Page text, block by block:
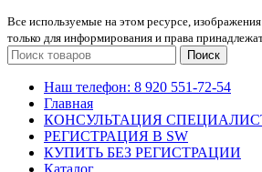
Все используемые на этом ресурсе,
только для информирования и права
Поиск
Наш телефон: 8 920 551-72-54
Главная
КОНСУЛЬТАЦИЯ
РЕГИСТРАЦИЯ В SW
КУПИТЬ БЕЗ РЕГИСТРАЦИИ